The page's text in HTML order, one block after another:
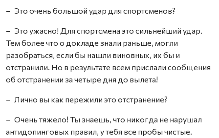
– Это очень большой удар для спортсменов?
– Это ужасно! Для спортсмена это сильнейший удар.
Тем более что о докладе знали раньше, могли
разобраться, если бы нашли виновных, их бы и
отстранили. Но в результате всем прислали сообщения
об отстранении за четыре дня до вылета!
– Лично вы как пережили это отстранение?
– Очень тяжело! Ты знаешь, что никогда не нарушал
антидопинговых правил, у тебя все пробы чистые.